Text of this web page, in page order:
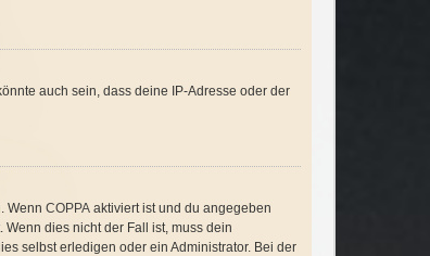
auch sein, dass deine IP-Adresse oder der
Wenn COPPA aktiviert ist und du angegeben
dies nicht der Fall ist, muss dein
selbst erledigen oder ein Administrator. Bei der